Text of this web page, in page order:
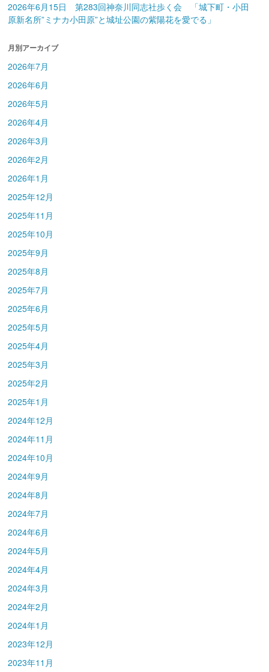
2026年6月15日 第283回神奈川同志社歩く会 「城下町・小田
原新名所”ミナカ小田原”と城址公園の紫陽花を愛でる」
月別アーカイブ
2026年7月
2026年6月
2026年5月
2026年4月
2026年3月
2026年2月
2026年1月
2025年12月
2025年11月
2025年10月
2025年9月
2025年8月
2025年7月
2025年6月
2025年5月
2025年4月
2025年3月
2025年2月
2025年1月
2024年12月
2024年11月
2024年10月
2024年9月
2024年8月
2024年7月
2024年6月
2024年5月
2024年4月
2024年3月
2024年2月
2024年1月
2023年12月
2023年11月